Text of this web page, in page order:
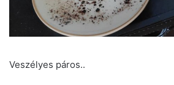
Veszélyes páros..